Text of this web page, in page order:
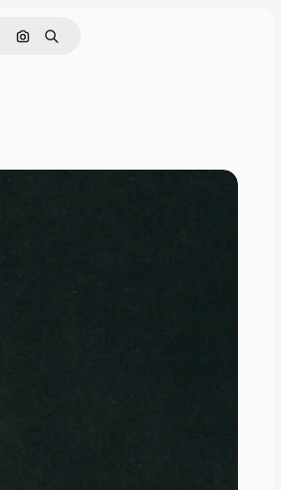
Cerca per immagine
Ricerca